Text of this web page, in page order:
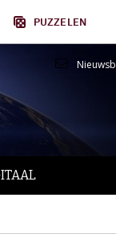
PUZZELEN